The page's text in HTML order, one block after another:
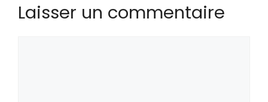
Laisser un commentaire